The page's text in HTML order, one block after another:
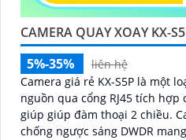
CAMERA QUAY XOAY KX-
5%-35%
liên hệ
Camera giá rẻ KX-S5P là một
nguồn qua cổng RJ45 tích
giúp giúp đàm thoại 2 chiều. Camera cũng được trang bị
chống ngược sáng DWDR